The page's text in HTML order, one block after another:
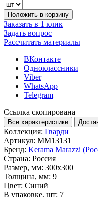
Положить в корзину
Заказать в 1 клик
Задать вопрос
Рассчитать материалы
ВКонтакте
Одноклассники
Viber
WhatsApp
Telegram
Ссылка скопирована
Все характеристики
Коллекция: Гварди
Артикул: MM13131
Бренд: Kerama Marazzi
Страна: Россия
Размер, мм: 300x300
Толщина, мм: 9
Цвет: Синий
В упаковке, шт: 7